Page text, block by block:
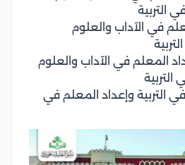
التربية
في الآداب والعلوم
المعلم في الآداب والعلوم
التربية
التربية وإعداد المعلم في